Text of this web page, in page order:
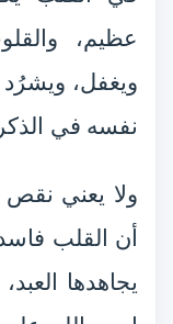
عظيم،
ويغفل،
نفسه في
ولا يعني نقص
أن القلب
يجاهدها